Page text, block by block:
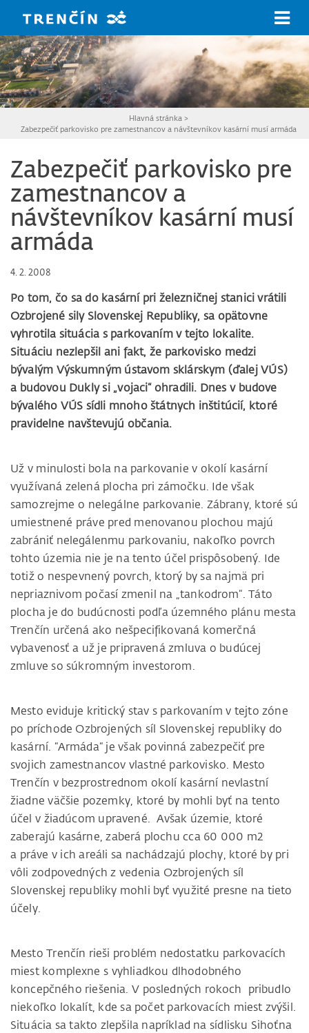
Hlavná stránka >
Zabezpečiť parkovisko pre zamestnancov a návštevníkov kasární musí armáda
Zabezpečiť parkovisko pre
zamestnancov a
návštevníkov kasární musí
armáda
4. 2. 2008
Po tom, čo sa do kasární pri železničnej stanici vrátili
Ozbrojené sily Slovenskej Republiky, sa opätovne
vyhrotila situácia s parkovaním v tejto lokalite.
Situáciu nezlepšil ani fakt, že parkovisko medzi
bývalým Výskumným ústavom sklárskym (ďalej VÚS)
a budovou Dukly si „vojaci“ ohradili. Dnes v budove
bývalého VÚS sídli mnoho štátnych inštitúcií, ktoré
pravidelne navštevujú občania.
Už v minulosti bola na parkovanie v okolí kasární
využívaná zelená plocha pri zámočku. Ide však
samozrejme o nelegálne parkovanie. Zábrany, ktoré sú
umiestnené práve pred menovanou plochou majú
zabrániť nelegálenmu parkovaniu, nakoľko povrch
tohto územia nie je na tento účel prispôsobený. Ide
totiž o nespevnený povrch, ktorý by sa najmä pri
nepriaznivom počasí zmenil na „tankodrom“. Táto
plocha je do budúcnosti podľa územného plánu mesta
Trenčín určená ako nešpecifikovaná komerčná
vybavenosť a už je pripravená zmluva o budúcej
zmluve so súkromným investorom.
Mesto eviduje kritický stav s parkovaním v tejto zóne
po príchode Ozbrojených síl Slovenskej republiky do
kasární. “Armáda“ je však povinná zabezpečiť pre
svojich zamestnancov vlastné parkovisko. Mesto
Trenčín v bezprostrednom okolí kasární nevlastní
žiadne väčšie pozemky, ktoré by mohli byť na tento
účel v žiadúcom upravené. Avšak územie, ktoré
zaberajú kasárne, zaberá plochu cca 60 000 m2
a práve v ich areáli sa nachádzajú plochy, ktoré by pri
vôli zodpovedných z vedenia Ozbrojených síl
Slovenskej republiky mohli byť využité presne na tieto
účely.
Mesto Trenčín rieši problém nedostatku parkovacích
miest komplexne s vyhliadkou dlhodobného
koncepčného riešenia. V posledných rokoch pribudlo
niekoľko lokalít, kde sa počet parkovacích miest zvýšil.
Situácia sa takto zlepšila napríklad na sídlisku Sihoťna